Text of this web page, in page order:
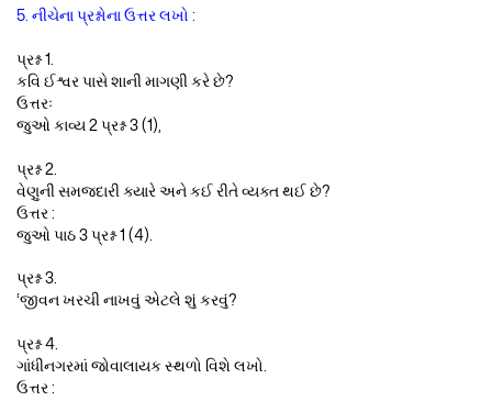
5. નીચેના પ્રશ્નોના ઉત્તર લખો :
પ્રશ્ન 1.
કવિ ઈશ્વર પાસે શાની માગણી કરે છે?
ઉત્તરઃ
જુઓ કાવ્ય 2 પ્રશ્ન 3 (1),
પ્રશ્ન 2.
વેણુની સમજદારી ક્યારે અને કઈ રીતે વ્યક્ત થઈ છે?
ઉત્તર :
જુઓ પાઠ 3 પ્રશ્ન 1 (4).
પ્રશ્ન 3.
‘જીવન ખરચી નાખવું એટલે શું કરવું?
પ્રશ્ન 4.
ગાંધીનગરમાં જોવાલાયક સ્થળો વિશે લખો.
ઉત્તર :